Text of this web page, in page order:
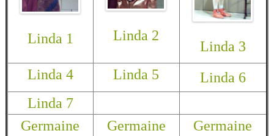
Linda 1 Linda 2
Linda 3
Linda 4
Linda 5
Linda 6
Linda 7
Germaine
Germaine
Germaine